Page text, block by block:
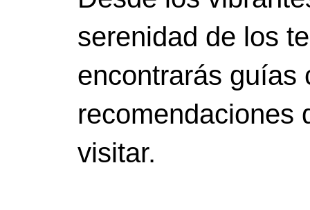
serenidad de los
encontrarás guías
recomendaciones
visitar.